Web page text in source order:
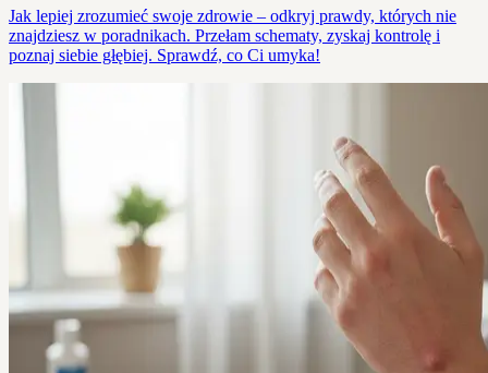
Jak lepiej zrozumieć swoje zdrowie – odkryj prawdy, których nie
znajdziesz w poradnikach. Przełam schematy, zyskaj kontrolę i
poznaj siebie głębiej. Sprawdź, co Ci umyka!